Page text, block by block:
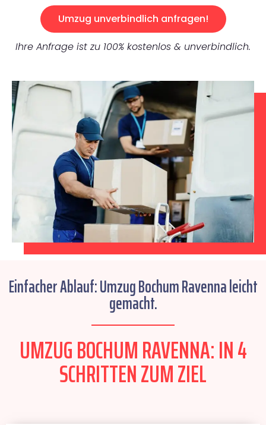
Umzug unverbindlich anfragen!
Ihre Anfrage ist zu 100% kostenlos & unverbindlich.
Einfacher Ablauf: Umzug Bochum Ravenna leicht
gemacht.
UMZUG BOCHUM RAVENNA: IN 4
SCHRITTEN ZUM ZIEL